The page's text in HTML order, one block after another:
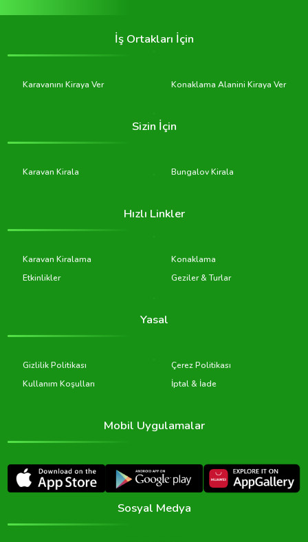
İş Ortakları İçin
Karavanını Kiraya Ver Konaklama Alanini Kiraya Ver
Sizin İçin
Karavan Kirala Bungalov Kirala
Hızlı Linkler
Karavan Kiralama
Konaklama
Etkinlikler
Geziler & Turlar
Yasal
Gizlilik Politikası
Çerez Politikası
Kullanım Koşulları
İptal & İade
Mobil Uygulamalar
Sosyal Medya